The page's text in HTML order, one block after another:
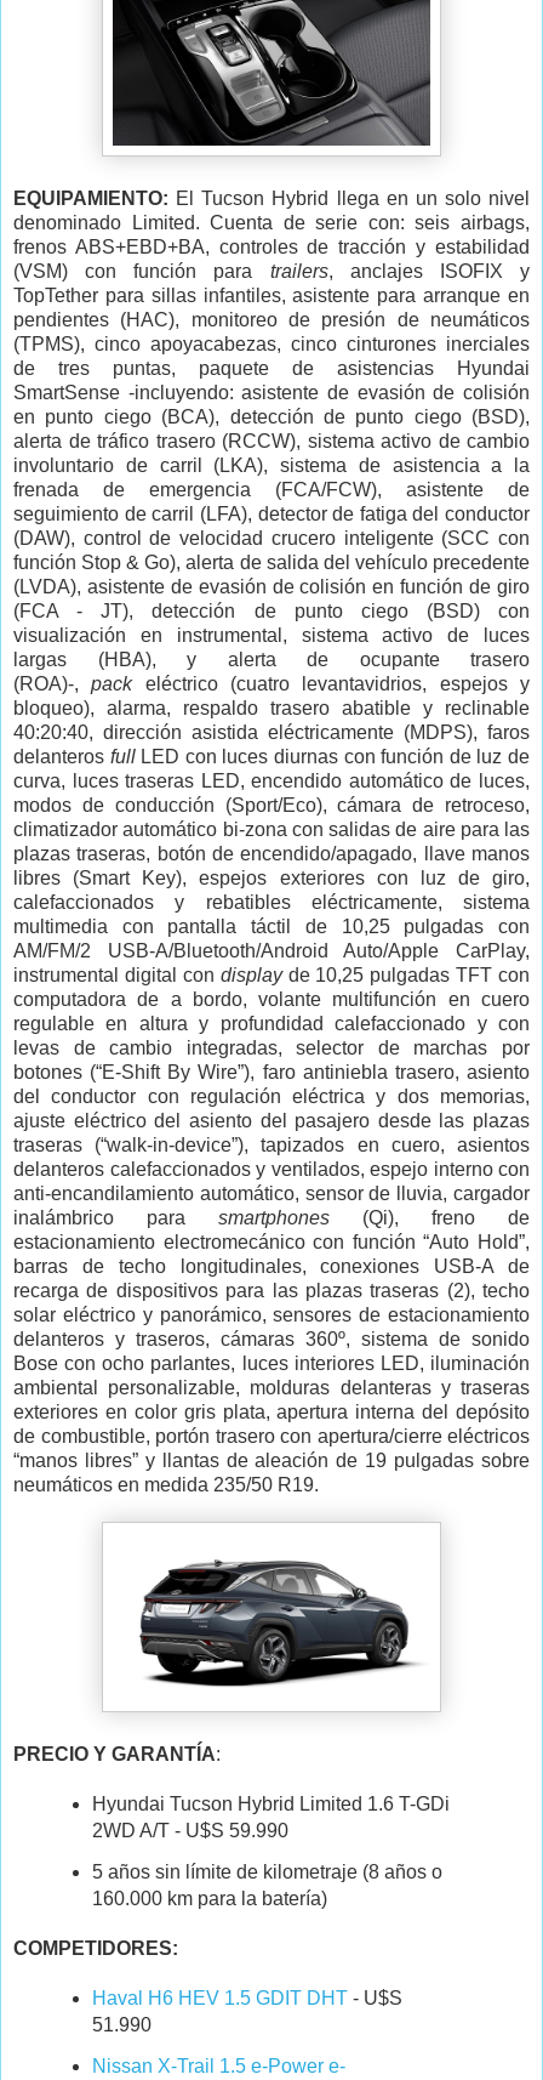
EQUIPAMIENTO: El Tucson Hybrid llega en un solo nivel
denominado Limited. Cuenta de serie con: seis airbags,
frenos ABS+EBD+BA, controles de tracción y estabilidad
(VSM) con función para trailers, anclajes ISOFIX y
TopTether para sillas infantiles, asistente para arranque en
pendientes (HAC), monitoreo de presión de neumáticos
(TPMS), cinco apoyacabezas, cinco cinturones inerciales
de tres puntas, paquete de asistencias Hyundai
SmartSense -incluyendo: asistente de evasión de colisión
en punto ciego (BCA), detección de punto ciego (BSD),
alerta de tráfico trasero (RCCW), sistema activo de cambio
involuntario de carril (LKA), sistema de asistencia a la
frenada de emergencia (FCA/FCW), asistente de
seguimiento de carril (LFA), detector de fatiga del conductor
(DAW), control de velocidad crucero inteligente (SCC con
función Stop & Go), alerta de salida del vehículo precedente
(LVDA), asistente de evasión de colisión en función de giro
(FCA - JT), detección de punto ciego (BSD) con
visualización en instrumental, sistema activo de luces
largas (HBA), y alerta de ocupante trasero
(ROA)-,packeléctrico (cuatro levantavidrios, espejos y
bloqueo), alarma, respaldo trasero abatible y reclinable
40:20:40, dirección asistida eléctricamente (MDPS), faros
delanteros fullLED con luces diurnas con función de luz de
curva, luces traseras LED, encendido automático de luces,
modos de conducción (Sport/Eco), cámara de retroceso,
climatizador automático bi-zona con salidas de aire para las
plazas traseras, botón de encendido/apagado, llave manos
libres (Smart Key), espejos exteriores con luz de giro,
calefaccionados y rebatibles eléctricamente, sistema
multimedia con pantalla táctil de 10,25 pulgadas con
AM/FM/2 USB-A/Bluetooth/Android Auto/Apple CarPlay,
instrumental digital con display de 10,25 pulgadas TFT con
computadora de a bordo, volante multifunción en cuero
regulable en altura y profundidad calefaccionado y con
levas de cambio integradas, selector de marchas por
botones (“E-Shift By Wire”), faro antiniebla trasero, asiento
del conductor con regulación eléctrica y dos memorias,
ajuste eléctrico del asiento del pasajero desde las plazas
traseras (“walk-in-device”), tapizados en cuero, asientos
delanteros calefaccionados y ventilados, espejo interno con
anti-encandilamiento automático, sensor de lluvia, cargador
inalámbrico para smartphones (Qi), freno de
estacionamiento electromecánico con función “Auto Hold”,
barras de techo longitudinales, conexiones USB-A de
recarga de dispositivos para las plazas traseras (2), techo
solar eléctrico y panorámico, sensores de estacionamiento
delanteros y traseros, cámaras 360º, sistema de sonido
Bose con ocho parlantes, luces interiores LED, iluminación
ambiental personalizable, molduras delanteras y traseras
exteriores en color gris plata, apertura interna del depósito
de combustible, portón trasero con apertura/cierre eléctricos
“manos libres” y llantas de aleación de 19 pulgadas sobre
neumáticos en medida 235/50 R19.
PRECIO Y GARANTÍA:
Hyundai Tucson Hybrid Limited 1.6 T-GDi
2WD A/T - U$S 59.990
5 años sin límite de kilometraje (8 años o
160.000 km para la batería)
COMPETIDORES:
Haval H6 HEV 1.5 GDIT DHT- U$S
51.990
Nissan X-Trail 1.5 e-Power e-